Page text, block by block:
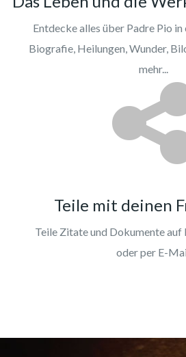
Entdecke alles über Padre Pio
Biografie, Heilungen, Wunder,
mehr...
Teile mit deinen
Teile Zitate und Dokumente
oder per E-